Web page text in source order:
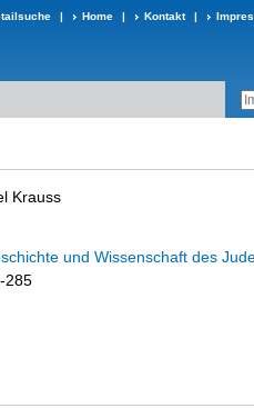
| Home | Kontakt |
Krauss
und Wissenschaft des
285